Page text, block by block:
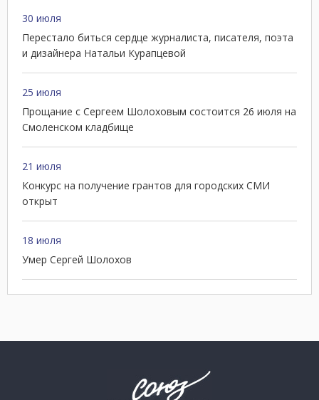
30 июля
Перестало биться сердце журналиста, писателя, поэта
и дизайнера Натальи Курапцевой
25 июля
Прощание с Сергеем Шолоховым состоится 26 июля на
Смоленском кладбище
21 июля
Конкурс на получение грантов для городских СМИ
открыт
18 июля
Умер Сергей Шолохов